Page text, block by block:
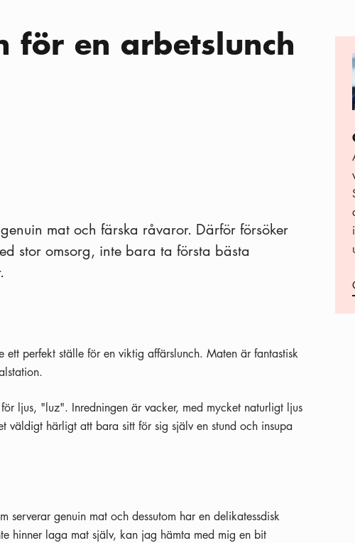
för en arbetslunch
mat och färska råvaror. Därför försöker
stor omsorg, inte bara ta första bästa
ett perfekt ställe för en viktig affärslunch. Maten är fantastisk
ljus, "luz". Inredningen är vacker, med mycket naturligt ljus
väldigt härligt att bara sitt för sig själv en stund och insupa
serverar genuin mat och dessutom har en delikatessdisk
hinner laga mat själv, kan jag hämta med mig en bit